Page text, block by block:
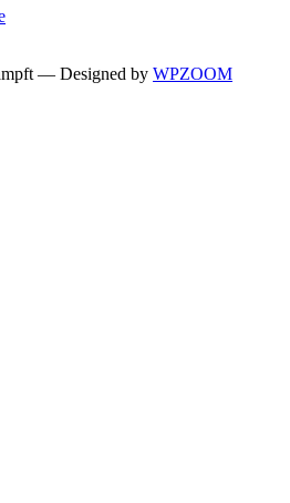
— Designed by WPZOOM